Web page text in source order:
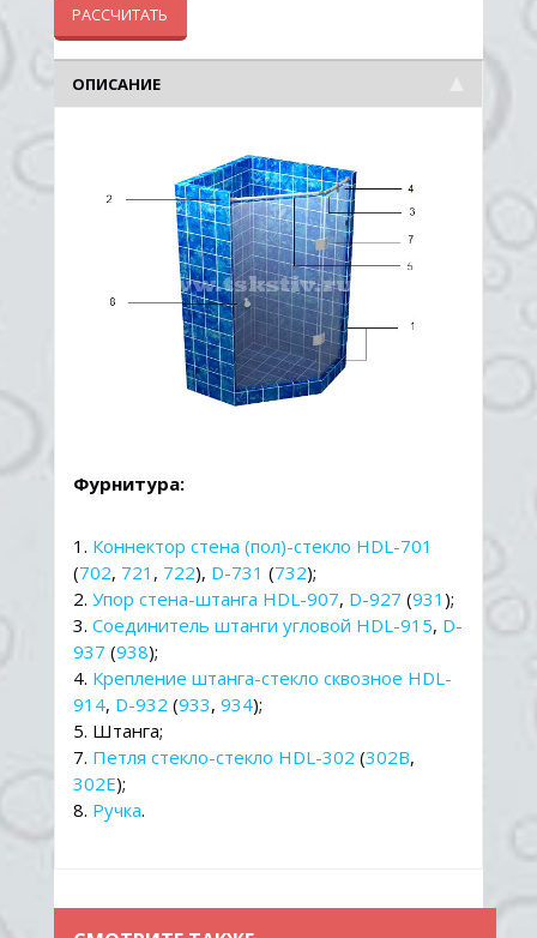
ОПИСАНИЕ
Фурнитура:
1. Коннектор стена (пол)-стекло HDL-701
(702, 721 , 722), D-731 (732);
2. Упор стена-штанга HDL-907, D-927 (931 );
3. Соединитель штанги угловой HDL-915, D-
937 (938);
4. Крепление штанга-стекло сквозное HDL-
914, D-932 (933, 934);
5. Штанга;
7. Петля стекло-стекло HDL-302 (302B,
302Е);
8. Ручка.